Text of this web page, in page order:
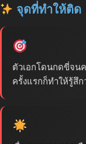
จุดที่ทำให้ติด
ตัวเอกโดนกดขี่จน
ครั้งแรกก็ทำให้รู้สึ